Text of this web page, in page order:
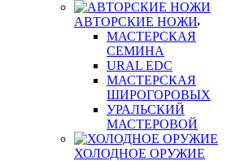
АВТОРСКИЕ НОЖИ
МАСТЕРСКАЯ
СЕМИНА
URAL EDC
МАСТЕРСКАЯ
ШИРОГОРОВЫХ
УРАЛЬСКИЙ
МАСТЕРОВОЙ
ХОЛОДНОЕ ОРУЖИЕ